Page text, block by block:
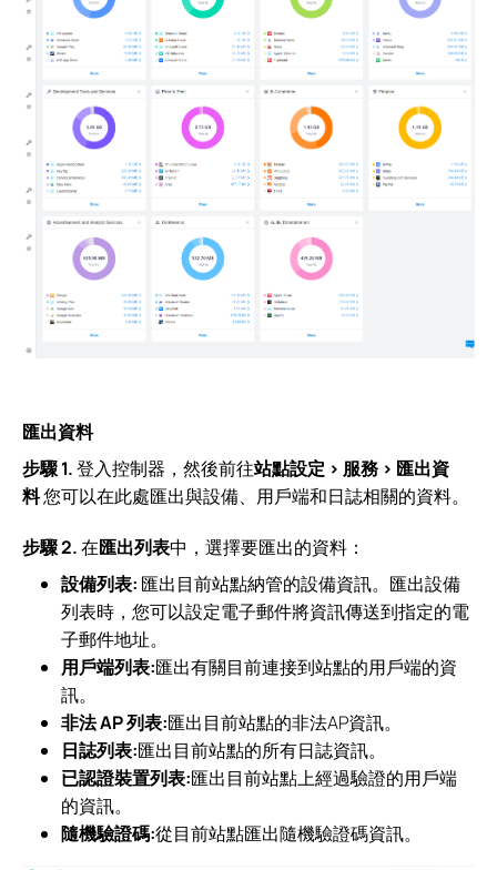
匯出資料
步驟 1.登入控制器，然後前往站點設定 > 服務 > 匯出資
料您可以在此處匯出與設備、用戶端和日誌相關的資料。
步驟 2.在匯出列表中，選擇要匯出的資料：
設備列表: 匯出目前站點納管的設備資訊。匯出設備
列表時，您可以設定電子郵件將資訊傳送到指定的電
子郵件地址。
用戶端列表:匯出有關目前連接到站點的用戶端的資
訊。
非法 AP 列表:匯出目前站點的非法AP資訊。
日誌列表:匯出目前站點的所有日誌資訊。
已認證裝置列表:匯出目前站點上經過驗證的用戶端
的資訊。
隨機驗證碼:從目前站點匯出隨機驗證碼資訊。